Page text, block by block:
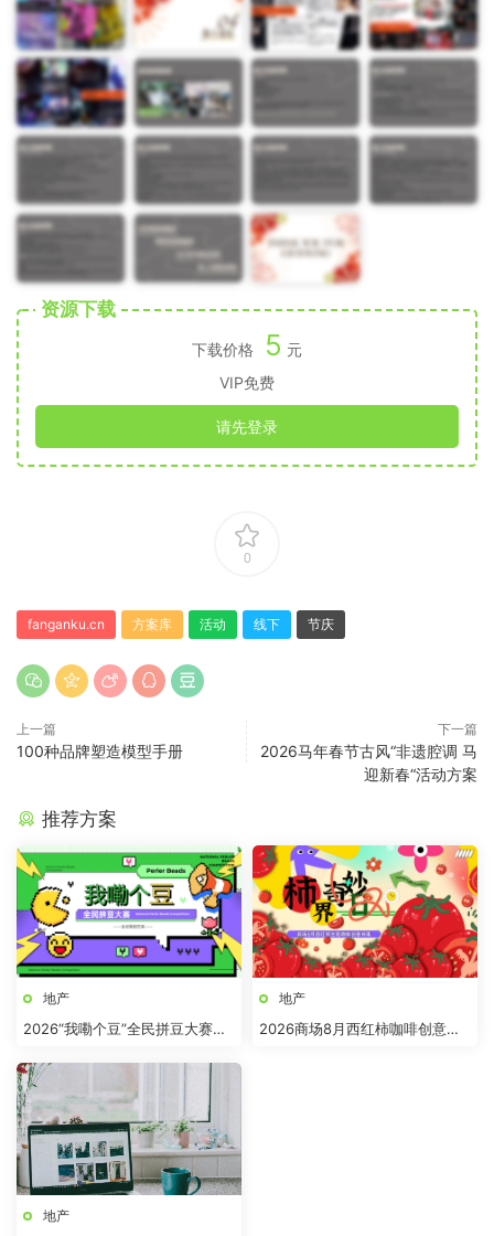
资源下载
下载价格 5 元
VIP免费
请先登录
0
fanganku.cn 方案库 活动 线下 节庆
上一篇
100种品牌塑造模型手册
下一篇
2026马年春节古风“非遗腔调 马
迎新春“活动方案
推荐方案
地产
2026“我嘞个豆”全民拼豆大赛主
地产
2026商场8月西红柿咖啡创意市
地产